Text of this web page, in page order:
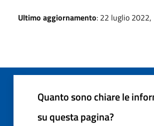
Ultimo aggiornamento: 22 luglio 2022,
Quanto sono chiare le
su questa pagina?